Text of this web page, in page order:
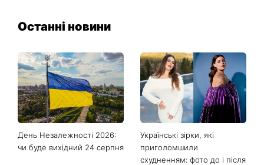
Останні новини
День Незалежності 2026:
чи буде вихідний 24 серпня
Українські зірки, які
приголомшили
схудненням: фото до і після